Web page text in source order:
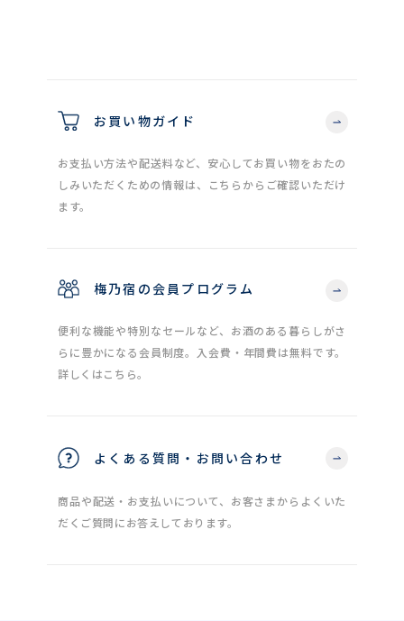
お買い物ガイド
お支払い方法や配送料など、安心してお買い物をおたの
しみいただくための情報は、こちらからご確認いただけ
ます。
梅乃宿の会員プログラム
便利な機能や特別なセールなど、お酒のある暮らしがさ
らに豊かになる会員制度。入会費・年間費は無料です。
詳しくはこちら。
よくある質問・お問い合わせ
商品や配送・お支払いについて、お客さまからよくいた
だくご質問にお答えしております。